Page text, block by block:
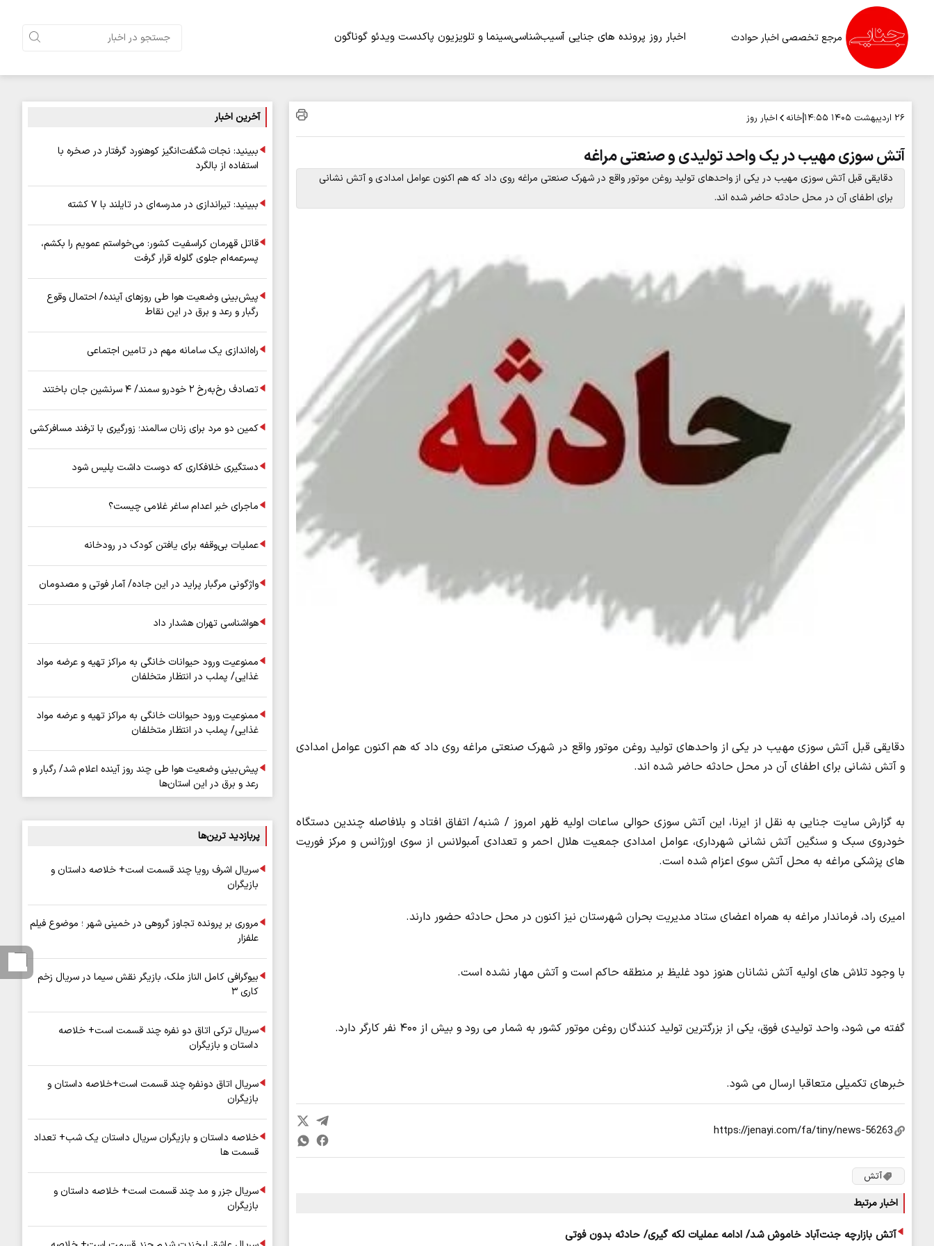
مرجع تخصصی اخبار حوادث اخبار روز پرونده های جنایی آسیب‌شناسیسینما و تلویزیون پاکدست ویدئو گوناگون
۲۶ اردیبهشت ۱۴۰۵ ۱۴:۵۵ خانه اخبار روز
آتش سوزی مهیب در یک واحد تولیدی و صنعتی مراغه
دقایقی قبل آتش سوزی مهیب در یکی از واحدهای تولید روغن موتور واقع در شهرک صنعتی مراغه روی داد که هم اکنون عوامل امدادی و آتش نشانی
برای اطفای آن در محل حادثه حاضر شده اند.
دقایقی قبل آتش سوزی مهیب در یکی از واحدهای تولید روغن موتور واقع در شهرک صنعتی مراغه روی داد که هم اکنون عوامل امدادی
و آتش نشانی برای اطفای آن در محل حادثه حاضر شده اند.
به گزارش سایت جنایی به نقل از ایرنا، این آتش سوزی حوالی ساعات اولیه ظهر امروز / شنبه/ اتفاق افتاد و بلافاصله چندین دستگاه
خودروی سبک و سنگین آتش نشانی شهرداری، عوامل امدادی جمعیت هلال احمر و تعدادی آمبولانس از سوی اورژانس و مرکز فوریت
های پزشکی مراغه به محل آتش سوی اعزام شده است.
امیری راد، فرماندار مراغه به همراه اعضای ستاد مدیریت بحران شهرستان نیز اکنون در محل حادثه حضور دارند.
با وجود تلاش های اولیه آتش نشانان هنوز دود غلیظ بر منطقه حاکم است و آتش مهار نشده است.
گفته می شود، واحد تولیدی فوق، یکی از بزرگترین تولید کنندگان روغن موتور کشور به شمار می رود و بیش از ۴۰۰ نفر کارگر دارد.
خبرهای تکمیلی متعاقبا ارسال می شود.
آتش
اخبار مرتبط
آتش بازارچه جنت‌آباد خاموش شد/ ادامه عملیات لکه گیری/ حادثه بدون فوتی
آخرین اخبار
ببینید: نجات شگفت‌انگیز کوهنورد گرفتار در صخره با
استفاده از بالگرد
ببینید: تیراندازی در مدرسه‌ای در تایلند با ۷ کشته
قاتل قهرمان کراسفیت کشور: می‌خواستم عمویم را بکشم،
پسرعمه‌ام جلوی گلوله قرار گرفت
پیش‌بینی وضعیت هوا طی روزهای آینده/ احتمال وقوع
رگبار و رعد و برق در این نقاط
راه‌اندازی یک سامانه مهم در تامین اجتماعی
تصادف رخ‌به‌رخ ۲ خودرو سمند/ ۴ سرنشین جان باختند
کمین دو مرد برای زنان سالمند؛ زورگیری با ترفند مسافرکشی
دستگیری خلافکاری که دوست داشت پلیس شود
ماجرای خبر اعدام ساغر غلامی چیست؟
عملیات بی‌وقفه برای یافتن کودک در رودخانه
واژگونی مرگبار پراید در این جاده/ آمار فوتی و مصدومان
هواشناسی تهران هشدار داد
ممنوعیت ورود حیوانات خانگی به مراکز تهیه و عرضه مواد
غذایی/ پملب در انتظار متخلفان
ممنوعیت ورود حیوانات خانگی به مراکز تهیه و عرضه مواد
غذایی/ پملب در انتظار متخلفان
پیش‌بینی وضعیت هوا طی چند روز آینده اعلام شد/ رگبار و
رعد و برق در این استان‌ها
پربازدید ترین‌ها
سریال اشرف رویا چند قسمت است+ خلاصه داستان و
بازیگران
مروری بر پرونده تجاوز گروهی در خمینی شهر ؛ موضوع فیلم
علفزار
بیوگرافی کامل الناز ملک، بازیگر نقش سیما در سریال زخم
کاری ۳
سریال ترکی اتاق دو نفره چند قسمت است+ خلاصه
داستان و بازیگران
سریال اتاق دونفره چند قسمت است+خلاصه داستان و
بازیگران
خلاصه داستان و بازیگران سریال داستان یک شب+ تعداد
قسمت ها
سریال جزر و مد چند قسمت است+ خلاصه داستان و
بازیگران